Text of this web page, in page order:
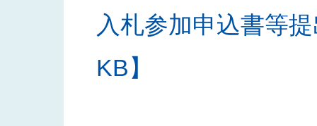
入札参加申込書等
KB】